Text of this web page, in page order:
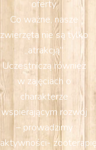
oferty.
Co ważne, nasze
zwierzęta nie są tylko
„atrakcją”.
Uczestniczą również
w zajęciach o
charakterze
wspierającym rozwój
– prowadzimy
aktywności-